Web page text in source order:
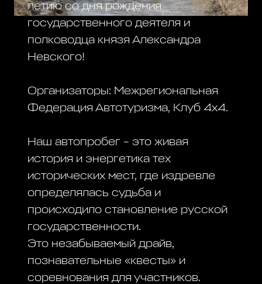
летию со дня рождения
государственного деятеля и
полководца князя Александра
Невского!
Организаторы: Межрегиональная
Федерация Автотуризма, Клуб 4х4.
Наш автопробег – это живая
история и энергетика тех
исторических мест, где издревле
определялась судьба и
происходило становление русской
государственности.
Это незабываемый драйв,
познавательные «квесты» и
соревнования для участников.